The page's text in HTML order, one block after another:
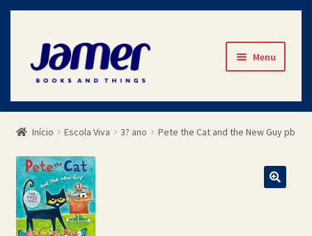
Pular
para
navegação
Pular
para
conteúdo
Menu
Início
Avaliações
Cart
Checkout
Início Escola Viva 3? ano Pete the Cat and the New Guy pb